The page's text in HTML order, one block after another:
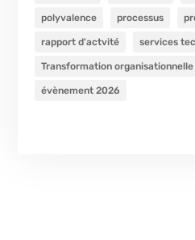
polyvalence processus
rapport d'actvité services
Transformation organisationnelle
évènement 2026